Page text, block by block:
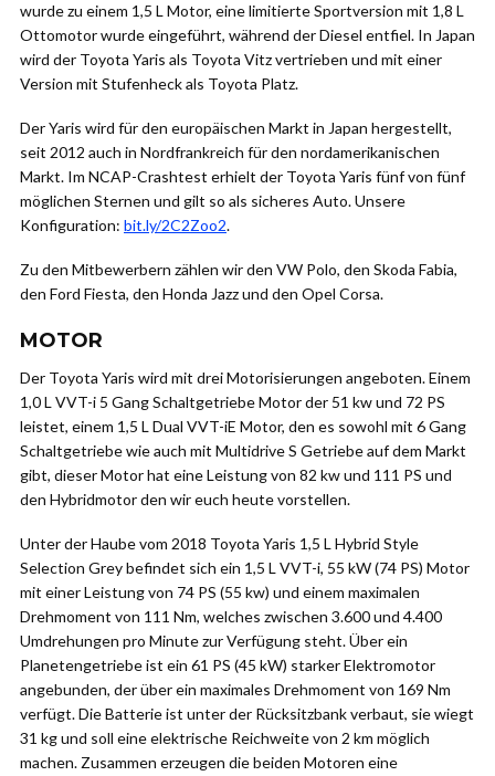
wurde zu einem 1,5 L Motor, eine limitierte Sportversion mit 1,8 L
Ottomotor wurde eingeführt, während der Diesel entfiel. In Japan
wird der Toyota Yaris als Toyota Vitz vertrieben und mit einer
Version mit Stufenheck als Toyota Platz.
Der Yaris wird für den europäischen Markt in Japan hergestellt,
seit 2012 auch in Nordfrankreich für den nordamerikanischen
Markt. Im NCAP-Crashtest erhielt der Toyota Yaris fünf von fünf
möglichen Sternen und gilt so als sicheres Auto. Unsere
Konfiguration: bit.ly/2C2Zoo2.
Zu den Mitbewerbern zählen wir den VW Polo, den Skoda Fabia,
den Ford Fiesta, den Honda Jazz und den Opel Corsa.
MOTOR
Der Toyota Yaris wird mit drei Motorisierungen angeboten. Einem
1,0 L VVT-i 5 Gang Schaltgetriebe Motor der 51 kw und 72 PS
leistet, einem 1,5 L Dual VVT-iE Motor, den es sowohl mit 6 Gang
Schaltgetriebe wie auch mit Multidrive S Getriebe auf dem Markt
gibt, dieser Motor hat eine Leistung von 82 kw und 111 PS und
den Hybridmotor den wir euch heute vorstellen.
Unter der Haube vom 2018 Toyota Yaris 1,5 L Hybrid Style
Selection Grey befindet sich ein 1,5 L VVT-i, 55 kW (74 PS) Motor
mit einer Leistung von 74 PS (55 kw) und einem maximalen
Drehmoment von 111 Nm, welches zwischen 3.600 und 4.400
Umdrehungen pro Minute zur Verfügung steht. Über ein
Planetengetriebe ist ein 61 PS (45 kW) starker Elektromotor
angebunden, der über ein maximales Drehmoment von 169 Nm
verfügt. Die Batterie ist unter der Rücksitzbank verbaut, sie wiegt
31 kg und soll eine elektrische Reichweite von 2 km möglich
machen. Zusammen erzeugen die beiden Motoren eine